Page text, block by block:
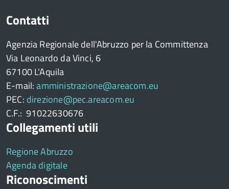
Contatti
Agenzia Regionale dell'Abruzzo per la Committenza
Via Leonardo da Vinci, 6
67100 L'Aquila
E-mail:amministrazione@areacom.eu
PEC: direzione@pec.areacom.eu
C.F.: 91022630676
Collegamenti utili
Regione Abruzzo
Agenda digitale
Riconoscimenti